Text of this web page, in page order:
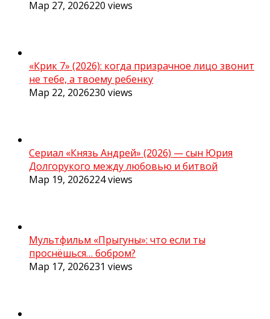
Мар 27, 2026220 views
«Крик 7» (2026): когда призрачное лицо звонит
не тебе, а твоему ребенку
Мар 22, 2026230 views
Сериал «Князь Андрей» (2026) — сын Юрия
Долгорукого между любовью и битвой
Мар 19, 2026224views
Мультфильм «Прыгуны»: что если ты
проснёшься… бобром?
Мар 17, 2026231 views